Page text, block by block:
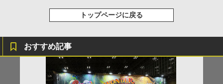
トップページに戻る
おすすめ記事